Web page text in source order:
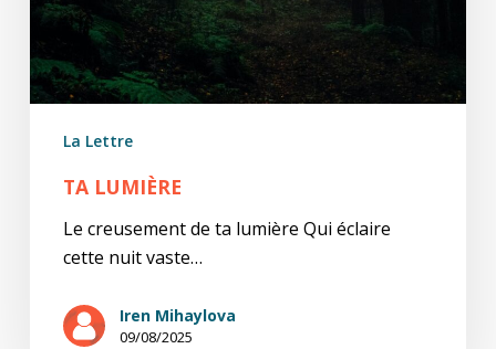
La Lettre
TA LUMIÈRE
Le creusement de ta lumière Qui éclaire
cette nuit vaste…
Iren Mihaylova
09/08/2025